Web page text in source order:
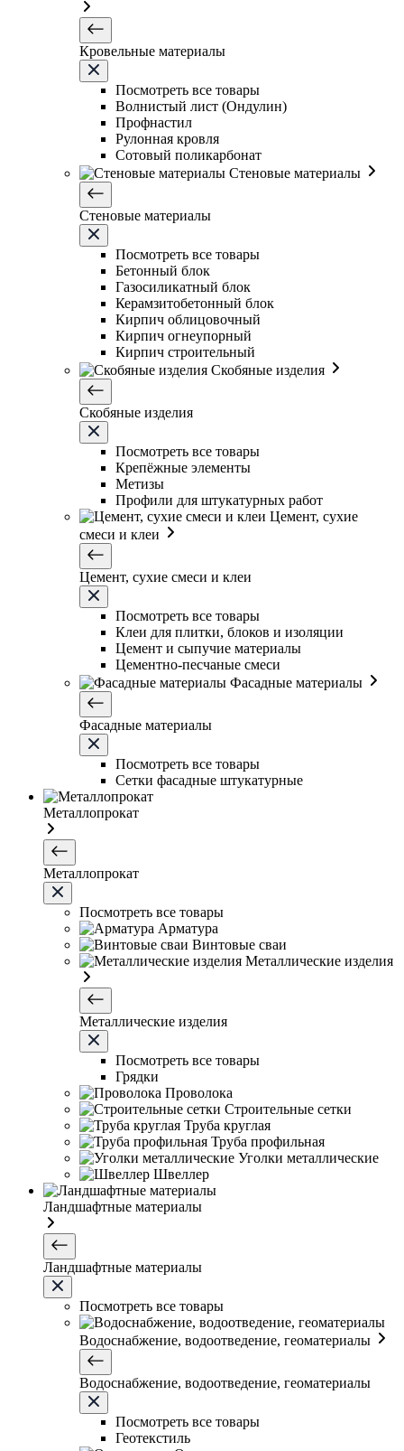
Кровельные материалы
Посмотреть все товары
Волнистый лист (Ондулин)
Профнастил
Рулонная кровля
Сотовый поликарбонат
Стеновые материалы
Стеновые материалы
Посмотреть все товары
Бетонный блок
Газосиликатный блок
Керамзитобетонный блок
Кирпич облицовочный
Кирпич огнеупорный
Кирпич строительный
Скобяные изделия
Скобяные изделия
Посмотреть все товары
Крепёжные элементы
Метизы
Профили для штукатурных работ
Цемент, сухие
смеси и клеи
Цемент, сухие смеси и клеи
Посмотреть все товары
Клеи для плитки, блоков и изоляции
Цемент и сыпучие материалы
Цементно-песчаные смеси
Фасадные материалы
Фасадные материалы
Посмотреть все товары
Сетки фасадные штукатурные
Металлопрокат
Металлопрокат
Посмотреть все товары
Арматура
Винтовые сваи
Металлические изделия
Металлические изделия
Посмотреть все товары
Грядки
Проволока
Строительные сетки
Труба круглая
Труба профильная
Уголки металлические
Швеллер
Ландшафтные материалы
Ландшафтные материалы
Посмотреть все товары
Водоснабжение, водоотведение, геоматериалы
Водоснабжение, водоотведение, геоматериалы
Посмотреть все товары
Геотекстиль